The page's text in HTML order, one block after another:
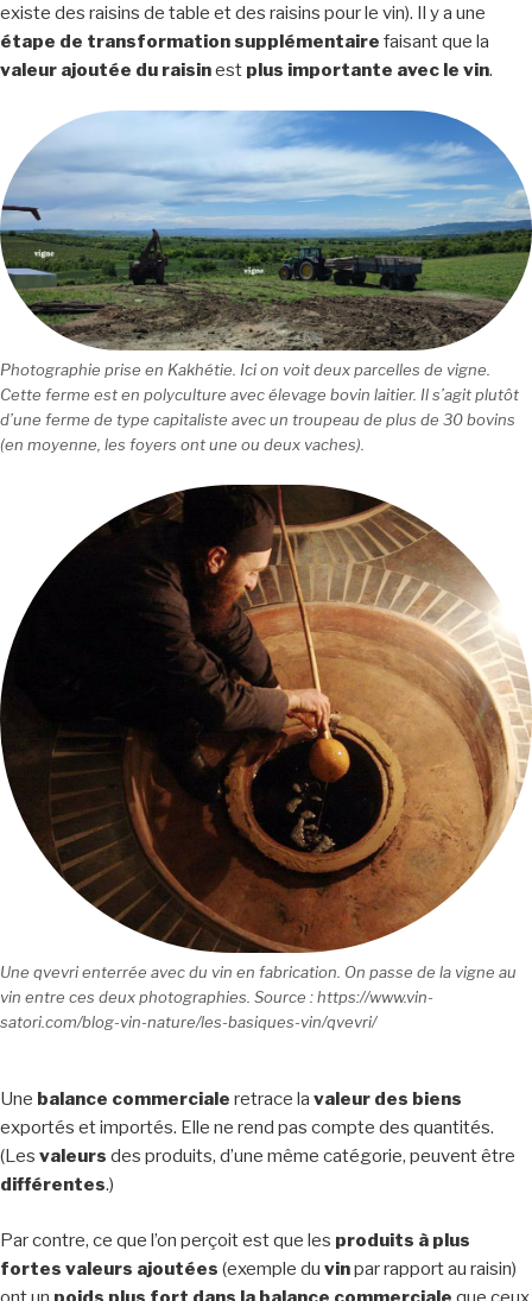
existe des raisins de table et des raisins pour le vin). Il y a une
étape de transformation supplémentaire faisant que la
valeur ajoutée du raisinest plus importante avec le vin.
Photographie prise en Kakhétie. Ici on voit deux parcelles de vigne.
Cette ferme est en polyculture avec élevage bovin laitier. Il s’agit plutôt
d’une ferme de type capitaliste avec un troupeau de plus de 30 bovins
(en moyenne, les foyers ont une ou deux vaches).
Une qvevri enterrée avec du vin en fabrication. On passe de la vigne au
vin entre ces deux photographies. Source : https://www.vin-
satori.com/blog-vin-nature/les-basiques-vin/qvevri/
Une balance commerciale retrace la valeur des biens
exportés et importés. Elle ne rend pas compte des quantités.
(Les valeurs des produits, d’une même catégorie, peuvent être
différentes.)
Par contre, ce que l’on perçoit est que les produits à plus
fortes valeurs ajoutées (exemple du vinpar rapport au raisin)